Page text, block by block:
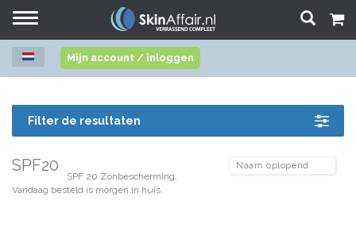
Toggle
Mijn account / inloggen
Filter de resultaten
SPF20
SPF 20 Zonbescherming.
Vandaag besteld is morgen in huis.